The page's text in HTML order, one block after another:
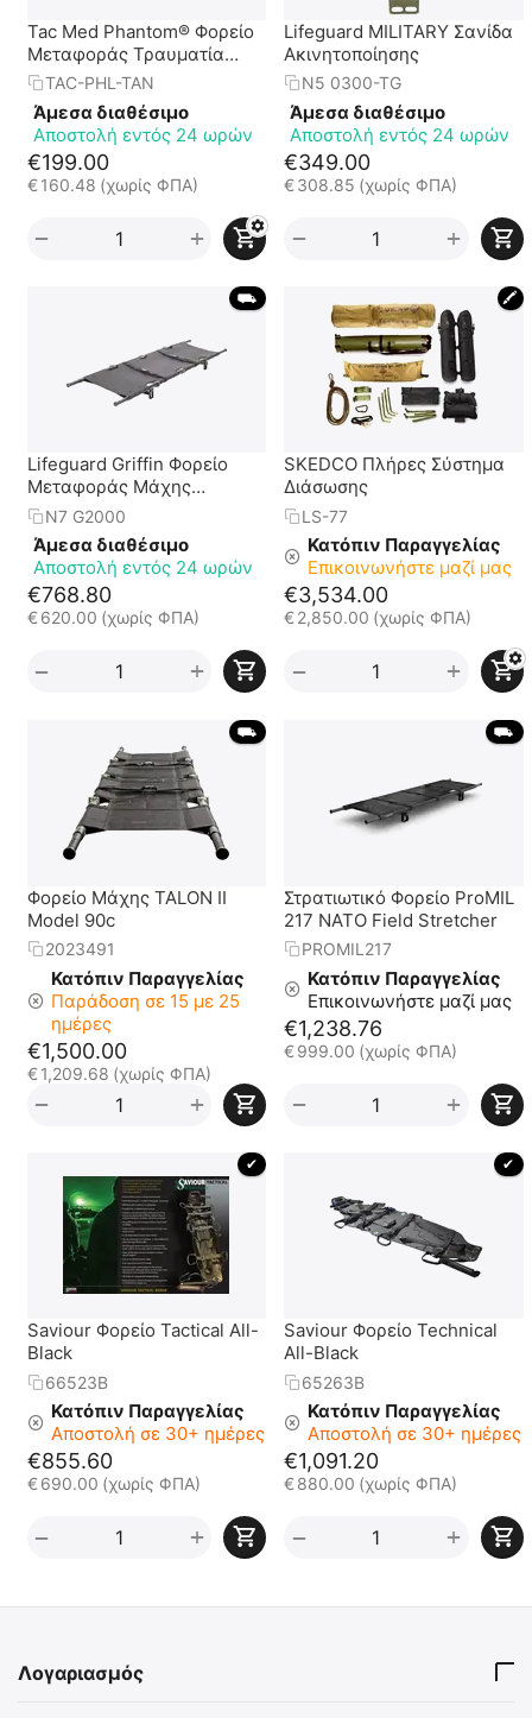
Tac Med Phantom® Φορείο
Μεταφοράς Τραυματία
Πεδίου Μάχης με Θήκη
TAC-PHL-TAN
Άμεσα διαθέσιμο
Αποστολή εντός 24 ωρών
€199.00
€ 160.48 (χωρίς ΦΠΑ)
+
−
Lifeguard MILITARY Σανίδα
Ακινητοποίησης
N5 0300-TG
Άμεσα διαθέσιμο
Αποστολή εντός 24 ωρών
€349.00
€308.85 (χωρίς ΦΠΑ)
+
−
⛟
Lifeguard Griffin Φορείο
Μεταφοράς Μάχης
Αλουμινίου
N7 G2000
Άμεσα διαθέσιμο
Αποστολή εντός 24 ωρών
€768.80
€ 620.00 (χωρίς ΦΠΑ)
+
−
🖍
SKEDCO Πλήρες Σύστημα
Διάσωσης
LS-77
Κατόπιν Παραγγελίας
Επικοινωνήστε μαζί μας
€3,534.00
€2,850.00 (χωρίς ΦΠΑ)
+
−
⛟
Φορείο Μάχης TALON II
Model 90c
2023491
Κατόπιν Παραγγελίας
Παράδοση σε 15 με 25
ημέρες
€1,500.00
€ 1,209.68 (χωρίς ΦΠΑ)
+
−
⛟
Στρατιωτικό Φορείο ProMIL
217 NATO Field Stretcher
PROMIL217
Κατόπιν Παραγγελίας
Επικοινωνήστε μαζί μας
€1,238.76
€999.00 (χωρίς ΦΠΑ)
+
−
✔
Saviour Φορείο Tactical All-
Black
66523B
Κατόπιν Παραγγελίας
Αποστολή σε 30+ ημέρες
€855.60
€ 690.00 (χωρίς ΦΠΑ)
+
−
✔
Saviour Φορείο Technical
All-Black
65263B
Κατόπιν Παραγγελίας
Αποστολή σε 30+ ημέρες
€1,091.20
€880.00 (χωρίς ΦΠΑ)
+
−
Λογαριασμός